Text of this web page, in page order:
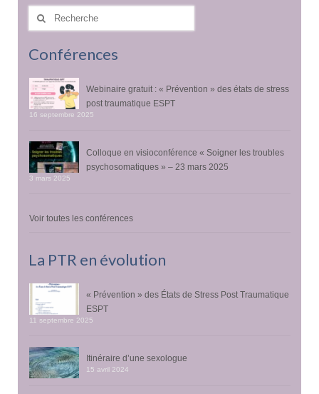
Rechercher
Conférences
Webinaire gratuit : « Prévention » des états de stress
post traumatique ESPT
16 septembre 2025
Colloque en visioconférence « Soigner les troubles
psychosomatiques » – 23 mars 2025
3 mars 2025
Voir toutes les conférences
La PTR en évolution
« Prévention » des États de Stress Post Traumatique
ESPT
11 septembre 2025
Itinéraire d’une sexologue
15 avril 2024